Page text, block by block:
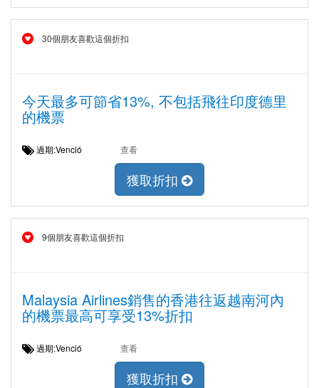
30個朋友喜歡這個折扣
今天最多可節省13%, 不包括飛往印度德里
的機票
過期:Venció 查看
獲取折扣
9個朋友喜歡這個折扣
Malaysia Airlines銷售的香港往返越南河內
的機票最高可享受13%折扣
過期:Venció 查看
獲取折扣